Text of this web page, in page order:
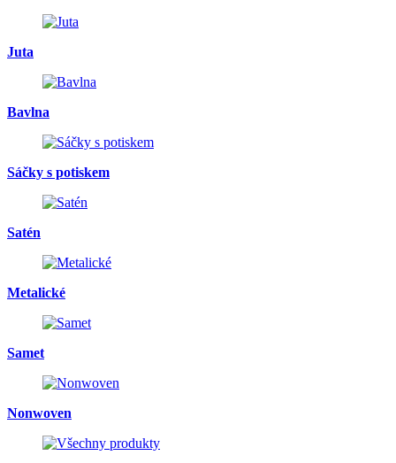
Juta
Bavlna
Sáčky s potiskem
Satén
Metalické
Samet
Nonwoven